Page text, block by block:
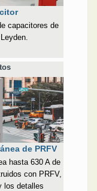
capacitores de
de PRFV
hasta 630 A de
con PRFV,
los detalles